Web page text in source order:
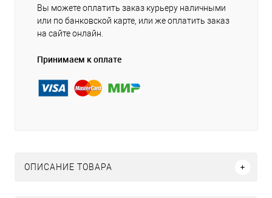
Вы можете оплатить заказ курьеру наличными
или по банковской карте, или же оплатить заказ
на сайте онлайн.
Принимаем к оплате
ОПИСАНИЕ ТОВАРА